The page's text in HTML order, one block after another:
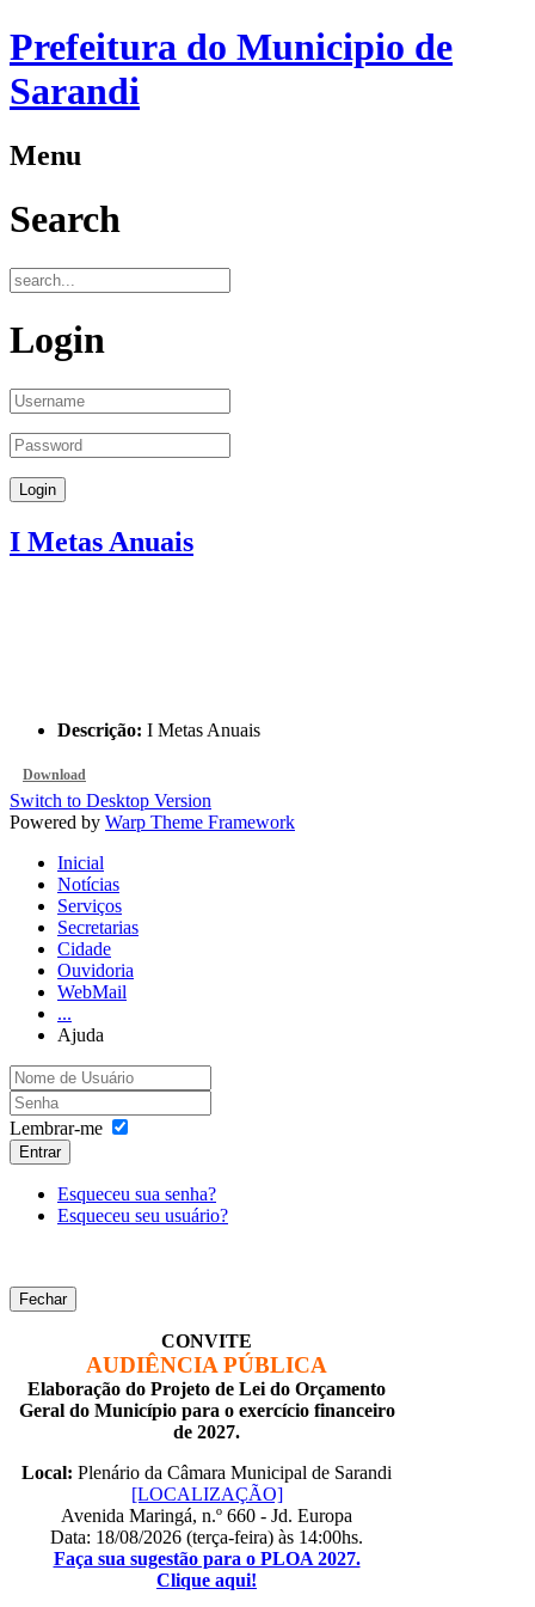
Prefeitura do Municipio de
Sarandi
Menu
Search
Login
I Metas Anuais
Descrição: I Metas Anuais
Download
Switch to Desktop Version
Powered by Warp Theme Framework
Inicial
Notícias
Serviços
Secretarias
Cidade
Ouvidoria
WebMail
...
Ajuda
Lembrar-me
Entrar
Esqueceu sua senha?
Esqueceu seu usuário?
Fechar
CONVITE
AUDIÊNCIA PÚBLICA
Elaboração do Projeto de Lei do Orçamento
Geral do Município para o exercício financeiro
de 2027.
Local: Plenário da Câmara Municipal de Sarandi
[LOCALIZAÇÃO]
Avenida Maringá, n.º 660 - Jd. Europa
Data: 18/08/2026 (terça-feira) às 14:00hs.
Faça sua sugestão para o PLOA 2027.
Clique aqui!